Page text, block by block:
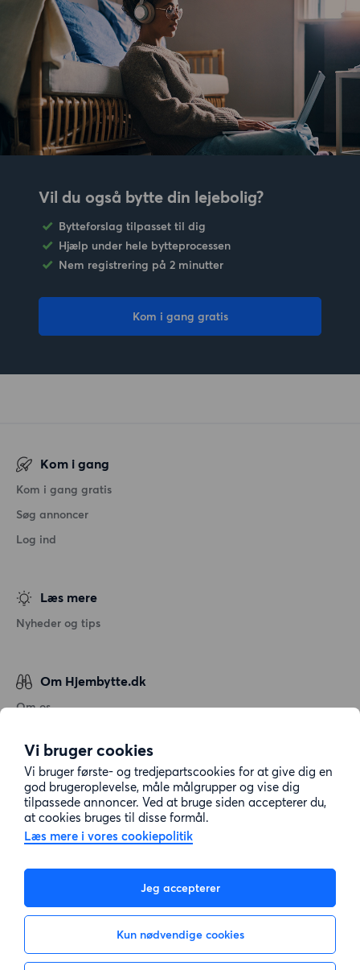
Vi bruger cookies
Vi bruger første- og tredjepartscookies for at give dig en
god brugeroplevelse, måle målgrupper og vise dig
tilpassede annoncer. Ved at bruge siden accepterer du,
at cookies bruges til disse formål.
Læs mere i vores cookiepolitik
Jeg accepterer
Kun nødvendige cookies
Vil du også bytte din lejebolig?
Bytteforslag tilpasset til dig
Hjælp under hele bytteprocessen
Nem registrering på 2 minutter
Kom i gang gratis
Kom i gang
Kom i gang gratis
Søg annoncer
Log ind
Læs mere
Nyheder og tips
Om Hjembytte.dk
Om os
Behandling af personoplysninger
Cookiepolitik
Sitemap
E-mail: